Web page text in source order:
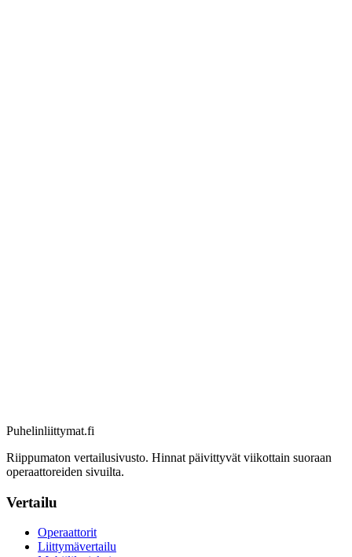
Puhelinliittymat.fi
Riippumaton vertailusivusto. Hinnat päivittyvät viikottain suoraan
operaattoreiden sivuilta.
Vertailu
Operaattorit
Liittymävertailu